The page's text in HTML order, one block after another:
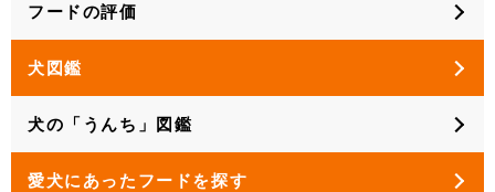
フードの評価
犬図鑑
犬の「うんち」図鑑
愛犬にあったフードを探す